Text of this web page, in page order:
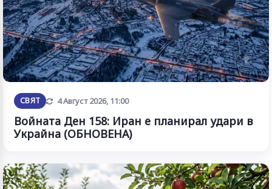
СВЯТ Обновена
4 Август 2026, 11:00
Войната Ден 158: Иран е планирал удари в
Украйна (ОБНОВЕНА)